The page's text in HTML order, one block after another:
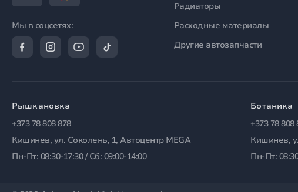
Мы в соцсетях:
Радиаторы
Расходные материалы
Другие автозапчасти
Рышкановка
+373 78 808 878
Кишинев, ул. Соколень, 1, Автоцентр MEGA
Пн-Пт: 08:30-17:30 / Сб: 09:00-14:00
Ботаника
+373 78 808
Кишинев,
Пн-Пт: